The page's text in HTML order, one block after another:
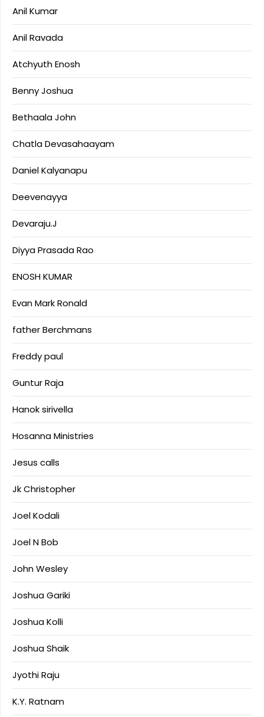
Anil Kumar
Anil Ravada
Atchyuth Enosh
Benny Joshua
Bethaala John
Chatla Devasahaayam
Daniel Kalyanapu
Deevenayya
Devaraju.J
Diyya Prasada Rao
ENOSH KUMAR
Evan Mark Ronald
father Berchmans
Freddy paul
Guntur Raja
Hanok sirivella
Hosanna Ministries
Jesus calls
Jk Christopher
Joel Kodali
Joel N Bob
John Wesley
Joshua Gariki
Joshua Kolli
Joshua Shaik
Jyothi Raju
K.Y. Ratnam